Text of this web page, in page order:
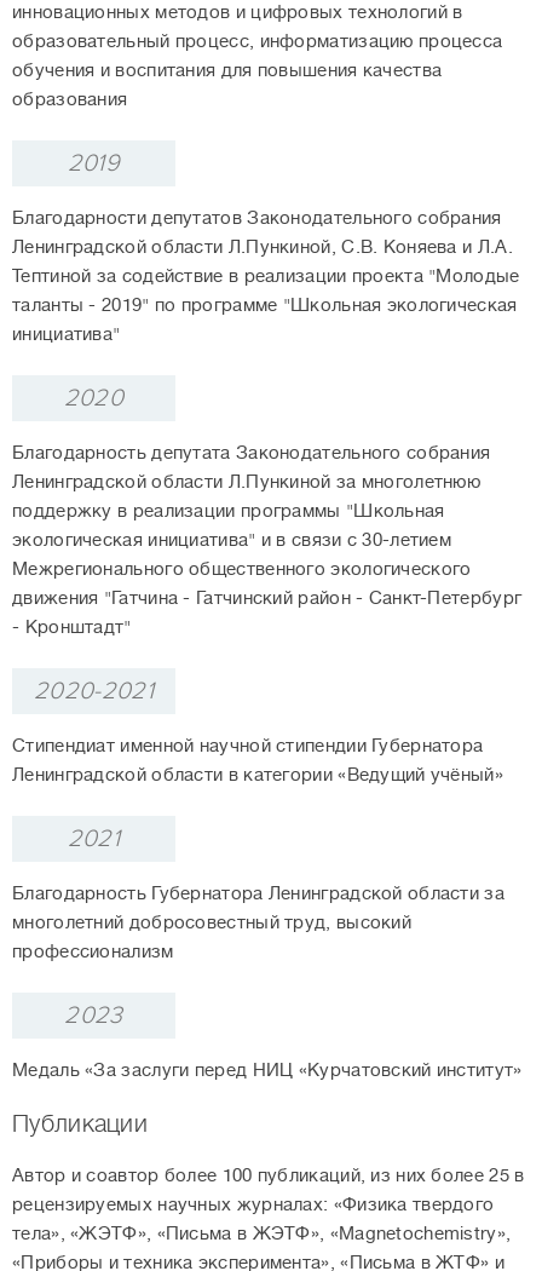
инновационных методов и цифровых технологий в
образовательный процесс, информатизацию процесса
обучения и воспитания для повышения качества
образования
2019
Благодарности депутатов Законодательного собрания
Ленинградской области Л.Пункиной, С.В. Коняева и Л.А.
Тептиной за содействие в реализации проекта "Молодые
таланты - 2019" по программе "Школьная экологическая
инициатива"
2020
Благодарность депутата Законодательного собрания
Ленинградской области Л.Пункиной за многолетнюю
поддержку в реализации программы "Школьная
экологическая инициатива" и в связи с 30-летием
Межрегионального общественного экологического
движения "Гатчина - Гатчинский район - Санкт-Петербург
- Кронштадт"
2020-2021
Стипендиат именной научной стипендии Губернатора
Ленинградской области в категории «Ведущий учёный»
2021
Благодарность Губернатора Ленинградской области за
многолетний добросовестный труд, высокий
профессионализм
2023
Медаль «За заслуги перед НИЦ «Курчатовский институт»
Публикации
Автор и соавтор более 100 публикаций, из них более 25 в
рецензируемых научных журналах: «Физика твердого
тела», «ЖЭТФ», «Письма в ЖЭТФ», «Magnetochemistry»,
«Приборы и техника эксперимента», «Письма в ЖТФ» и